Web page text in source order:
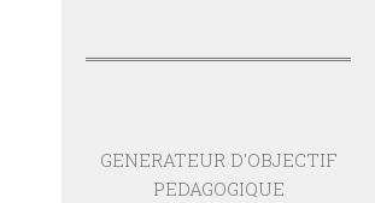
GENERATEUR D'OBJECTIF
PEDAGOGIQUE